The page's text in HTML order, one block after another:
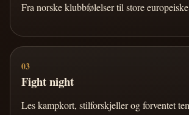
Fra norske klubbfølelser til store
03
Fight night
Les kampkort, stilforskjeller og forventet